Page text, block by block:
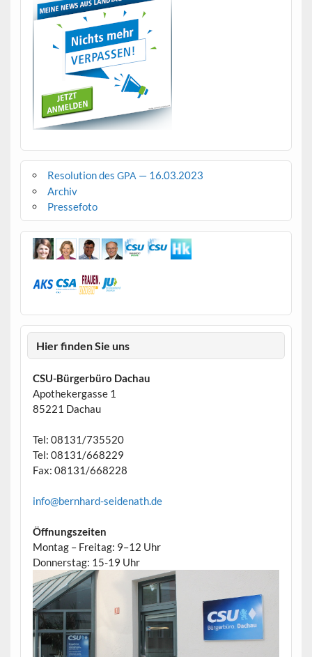
Resolution des GPA — 16.03.2023
Archiv
Pressefoto
Hier finden Sie uns
CSU-Bürgerbüro Dachau
Apothekergasse 1
85221 Dachau
Tel: 08131/735520
Tel: 08131/668229
Fax: 08131/668228
info@bernhard-seidenath.de
Öffnungszeiten
Montag – Freitag: 9–12 Uhr
Donnerstag: 15-19 Uhr